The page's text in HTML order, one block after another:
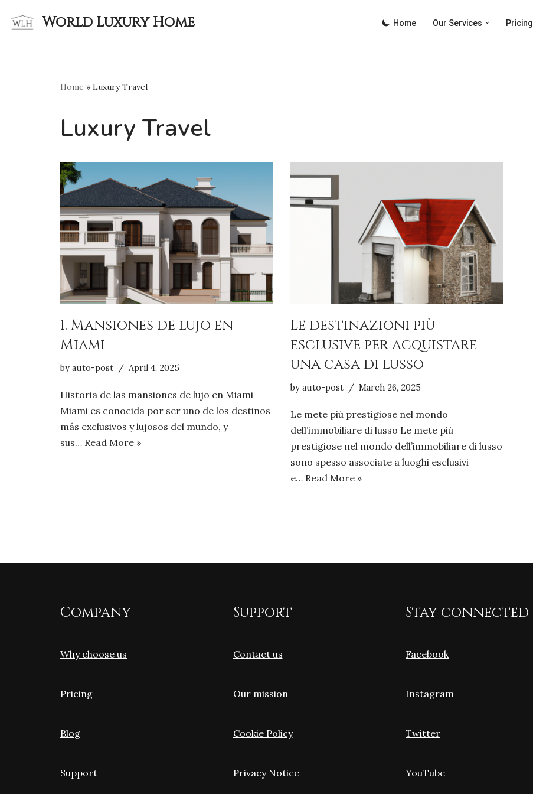
Skip
World Luxury Home Home Our Services Pricing
Home » Luxury Travel
Luxury Travel
1. Mansiones de lujo en
Miami
by auto-post April 4, 2025
Historia de las mansiones de lujo en Miami
Miami es conocida por ser uno de los destinos
más exclusivos y lujosos del mundo, y
sus… Read More »
Le destinazioni più
esclusive per acquistare
una casa di lusso
by auto-post March 26, 2025
Le mete più prestigiose nel mondo
dell’immobiliare di lusso Le mete più
prestigiose nel mondo dell’immobiliare di lusso
sono spesso associate a luoghi esclusivi
e… Read More »
Company
Why choose us
Pricing
Blog
Support
Support
Contact us
Our mission
Cookie Policy
Privacy Notice
Stay connected
Facebook
Instagram
Twitter
YouTube